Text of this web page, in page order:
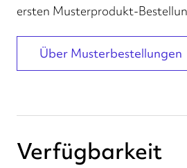
ersten Musterprodukt-
Über Musterbestellungen
Verfügbarkeit